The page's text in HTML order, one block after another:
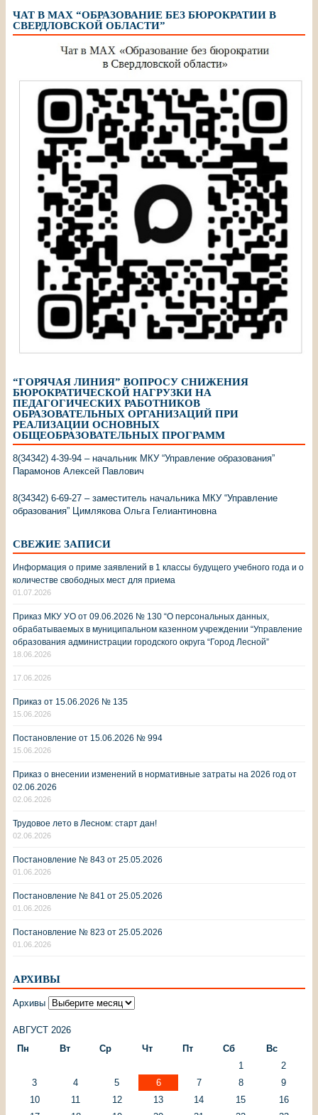
ЧАТ В МАХ “ОБРАЗОВАНИЕ БЕЗ БЮРОКРАТИИ В
СВЕРДЛОВСКОЙ ОБЛАСТИ”
“ГОРЯЧАЯ ЛИНИЯ” ВОПРОСУ СНИЖЕНИЯ
БЮРОКРАТИЧЕСКОЙ НАГРУЗКИ НА
ПЕДАГОГИЧЕСКИХ РАБОТНИКОВ
ОБРАЗОВАТЕЛЬНЫХ ОРГАНИЗАЦИЙ ПРИ
РЕАЛИЗАЦИИ ОСНОВНЫХ
ОБЩЕОБРАЗОВАТЕЛЬНЫХ ПРОГРАММ
8(34342) 4-39-94 – начальник МКУ “Управление образования”
Парамонов Алексей Павлович
8(34342) 6-69-27 – заместитель начальника МКУ “Управление
образования” Цимлякова Ольга Гелиантиновна
СВЕЖИЕ ЗАПИСИ
Информация о приме заявлений в 1 классы будущего учебного года и о
количестве свободных мест для приема
01.07.2026
Приказ МКУ УО от 09.06.2026 № 130 “О персональных данных,
обрабатываемых в муниципальном казенном учреждении “Управление
образования администрации городского округа “Город Лесной”
18.06.2026
17.06.2026
Приказ от 15.06.2026 № 135
15.06.2026
Постановление от 15.06.2026 № 994
15.06.2026
Приказ о внесении изменений в нормативные затраты на 2026 год от
02.06.2026
02.06.2026
Трудовое лето в Лесном: старт дан!
02.06.2026
Постановление № 843 от 25.05.2026
01.06.2026
Постановление № 841 от 25.05.2026
01.06.2026
Постановление № 823 от 25.05.2026
01.06.2026
АРХИВЫ
Архивы
АВГУСТ 2026
Пн
Вт Ср Чт Пт Сб
Вс
1
2
3
4 5 6 7 8
9
10
11 12 13 14 15
16